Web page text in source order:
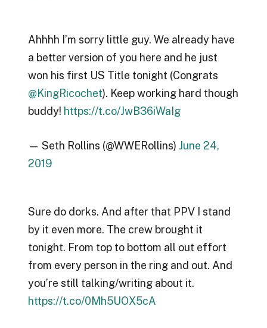
Ahhhh I’m sorry little guy. We already have
a better version of you here and he just
won his first US Title tonight (Congrats
@KingRicochet). Keep working hard though
buddy! https://t.co/JwB36iWaIg
— Seth Rollins (@WWERollins) June 24,
2019
Sure do dorks. And after that PPV I stand
by it even more. The crew brought it
tonight. From top to bottom all out effort
from every person in the ring and out. And
you’re still talking/writing about it.
https://t.co/0Mh5UOX5cA